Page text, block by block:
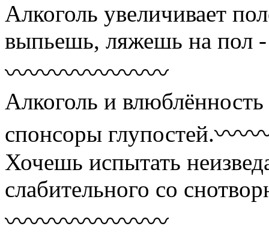
Алкоголь увеличивает
выпьешь, ляжешь на пол -
〰〰〰〰〰〰〰
Алкоголь и
спонсоры глупостей.〰
Хочешь испытать
слабительного со
〰〰〰〰〰〰〰